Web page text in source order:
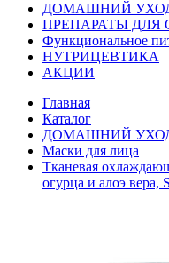
ДОМАШНИЙ
ПРЕПАРАТЫ ДЛЯ
Функциональное
НУТРИЦЕВТИКА
АКЦИИ
Главная
Каталог
ДОМАШНИЙ
Маски для лица
Тканевая
огурца и алоэ вера,